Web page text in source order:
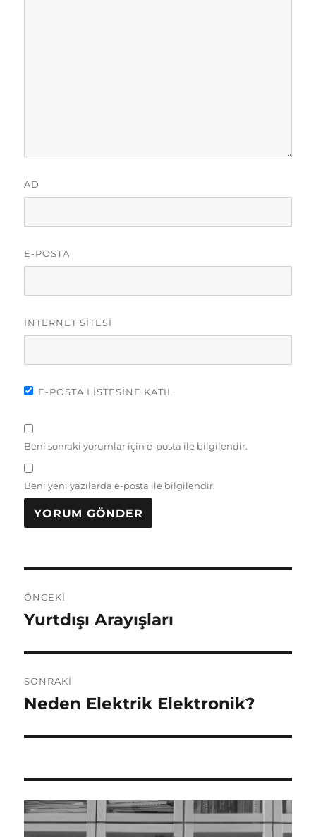
AD
E-POSTA
İNTERNET SITESI
E-POSTA LISTESINE KATIL
Beni sonraki yorumlar için e-posta ile bilgilendir.
Beni yeni yazılarda e-posta ile bilgilendir.
gezinmesi
ÖNCEKI
Önceki
Yurtdışı Arayışları
SONRAKI
Sonraki
Neden Elektrik Elektronik?